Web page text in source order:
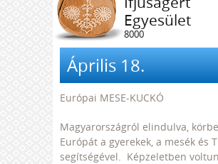
Egyesület
8000
Székesfehérvár,
Április 18.
Európai MESE-KUCKÓ
Magyarországról elindulva,
Európát a gyerekek, a mesék és
segítségével. Képzeletben